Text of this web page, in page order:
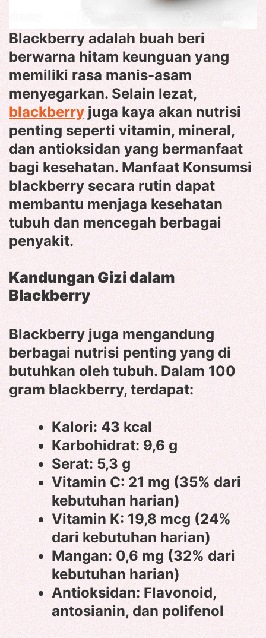
Blackberry adalah buah beri
berwarna hitam keunguan yang
memiliki rasa manis-asam
menyegarkan. Selain lezat,
blackberry juga kaya akan nutrisi
penting seperti vitamin, mineral,
dan antioksidan yang bermanfaat
bagi kesehatan. Manfaat Konsumsi
blackberry secara rutin dapat
membantu menjaga kesehatan
tubuh dan mencegah berbagai
penyakit.
Kandungan Gizi dalam
Blackberry
Blackberry juga mengandung
berbagai nutrisi penting yang di
butuhkan oleh tubuh. Dalam 100
gram blackberry, terdapat:
Kalori: 43 kcal
Karbohidrat: 9,6 g
Serat: 5,3 g
Vitamin C: 21 mg (35% dari
kebutuhan harian)
Vitamin K: 19,8 mcg (24%
dari kebutuhan harian)
Mangan: 0,6 mg (32% dari
kebutuhan harian)
Antioksidan: Flavonoid,
antosianin, dan polifenol